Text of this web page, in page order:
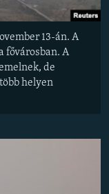
13-án. A
fővárosban. A
de
helyen